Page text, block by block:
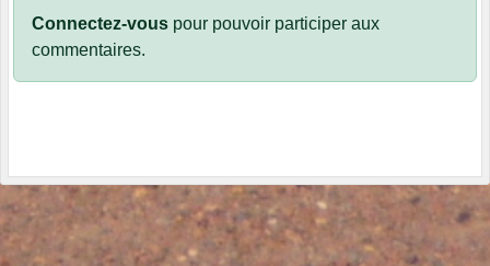
Connectez-vous pour pouvoir participer aux
commentaires.